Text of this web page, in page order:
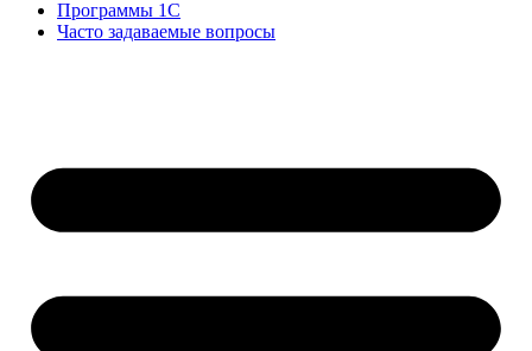
Программы 1С
Часто задаваемые вопросы